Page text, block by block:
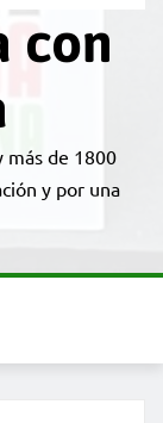
con
más de 1800
y por una